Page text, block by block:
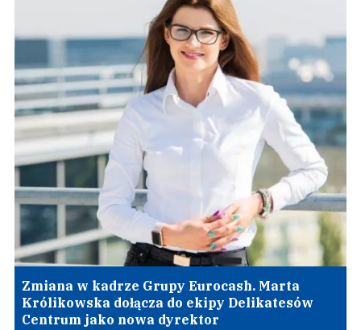
Zmiana w kadrze Grupy Eurocash. Marta
Królikowska dołącza do ekipy Delikatesów
Centrum jako nowa dyrektor